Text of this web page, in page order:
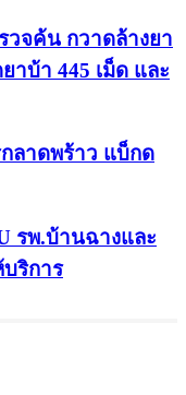
วจค้น กวาดล้างยา
าบ้า 445 เม็ด และ
ลาดพร้าว แบ็กด
รพ.บ้านฉางและ
ริการ